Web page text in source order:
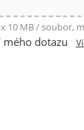
10 MB / soubor,
dotazu